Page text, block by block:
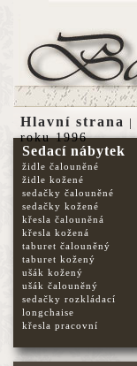
Sedací nábytek
židle čalouněné
židle kožené
sedačky čalouněné
sedačky kožené
křesla čalouněná
křesla kožená
taburet čalouněný
taburet kožený
ušák kožený
ušák čalouněný
sedačky rozkládací
longchaise
křesla pracovní
Hlavní strana |
roku 1996